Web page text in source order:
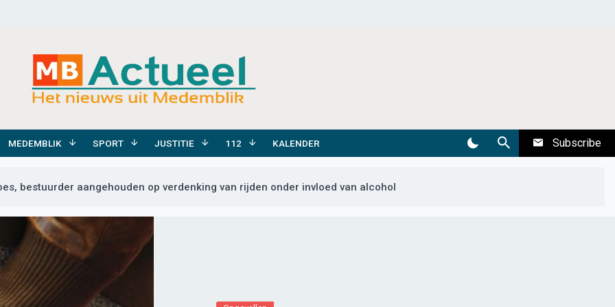
MEDEMBLIK SPORT JUSTITIE 112 KALENDER Subscribe
bestuurder aangehouden op verdenking van rijden onder invloed van alcohol